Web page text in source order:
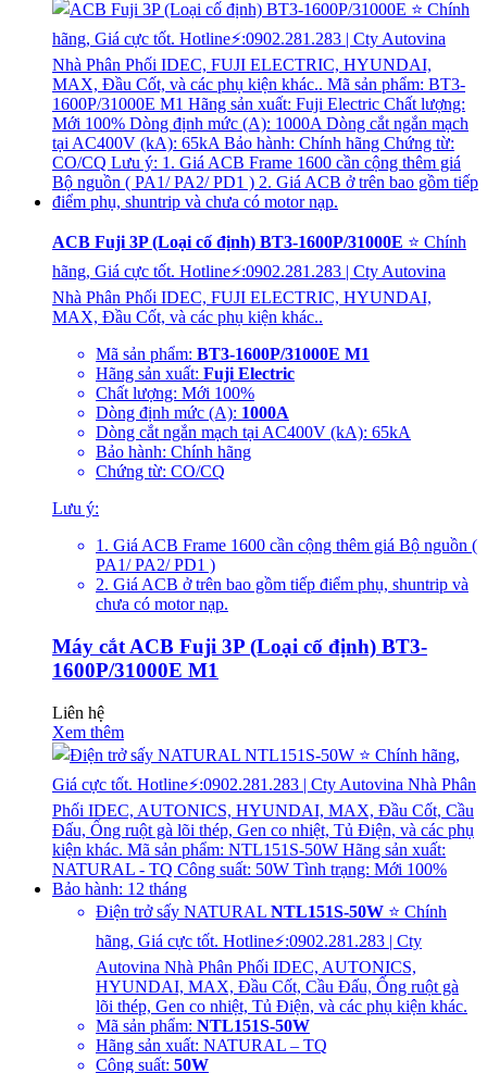
ACB Fuji 3P (Loại cố định) BT3-1600P/31000E ⭐ Chính
hãng, Giá cực tốt. Hotline⚡:0902.281.283 | Cty Autovina
Nhà Phân Phối IDEC, FUJI ELECTRIC, HYUNDAI,
MAX, Đầu Cốt, và các phụ kiện khác..
Mã sản phẩm: BT3-1600P/31000E M1
Hãng sản xuất: Fuji Electric
Chất lượng: Mới 100%
Dòng định mức (A): 1000A
Dòng cắt ngắn mạch tại AC400V (kA): 65kA
Bảo hành: Chính hãng
Chứng từ: CO/CQ
Lưu ý:
1. Giá ACB Frame 1600 cần cộng thêm giá Bộ nguồn (
PA1/ PA2/ PD1 )
2. Giá ACB ở trên bao gồm tiếp điểm phụ, shuntrip và
chưa có motor nạp.
Máy cắt ACB Fuji 3P (Loại cố định) BT3-
1600P/31000E M1
Liên hệ
Xem thêm
Điện trở sấy NATURAL NTL151S-50W ⭐ Chính
hãng, Giá cực tốt. Hotline⚡:0902.281.283 | Cty
Autovina Nhà Phân Phối IDEC, AUTONICS,
HYUNDAI, MAX, Đầu Cốt, Cầu Đấu, Ống ruột gà
lõi thép, Gen co nhiệt, Tủ Điện, và các phụ kiện khác.
Mã sản phẩm: NTL151S-50W
Hãng sản xuất: NATURAL – TQ
Công suất: 50W